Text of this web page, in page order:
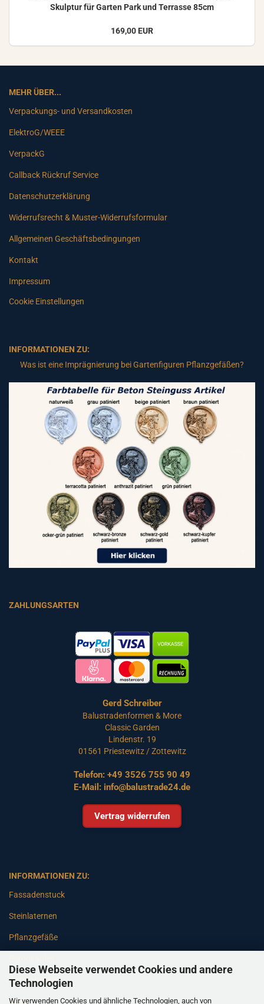
Diese Webseite verwendet Cookies und andere
Technologien
Wir verwenden Cookies und ähnliche Technologien, auch von
Skulptur für Gar­ten Park und Ter­ras­se 85cm
169,00 EUR
MEHR ÜBER...
Verpackungs- und Versandkosten
ElektroG/WEEE
VerpackG
Callback Rückruf Service
Datenschutzerklärung
Widerrufsrecht & Muster-Widerrufsformular
Allgemeinen Geschäftsbedingungen
Kontakt
Impressum
Cookie Einstellungen
INFORMATIONEN ZU:
Was ist eine Imprägnierung bei Gartenfiguren Pflanzgefäßen?
ZAHLUNGSARTEN
Gerd Schreiber
Balustradenformen & More
Classic Garden
Lindenstr. 19
01561 Priestewitz / Zottewitz
Telefon: +49 3526 755 90 49
E-Mail: info@balustrade24.de
Vertrag widerrufen
INFORMATIONEN ZU:
Fassadenstuck
Steinlaternen
Pflanzgefäße
Gartenbänke
Pfeiler